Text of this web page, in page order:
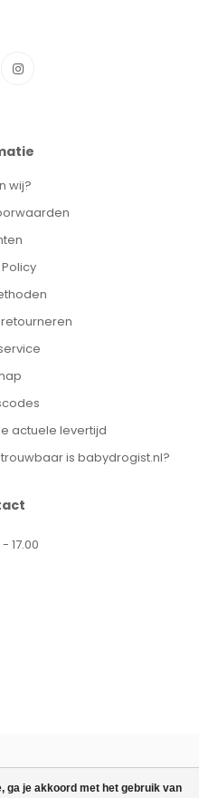
ga je akkoord met het gebruik van
wij?
actuele levertijd
is babydrogist.nl?
17.00